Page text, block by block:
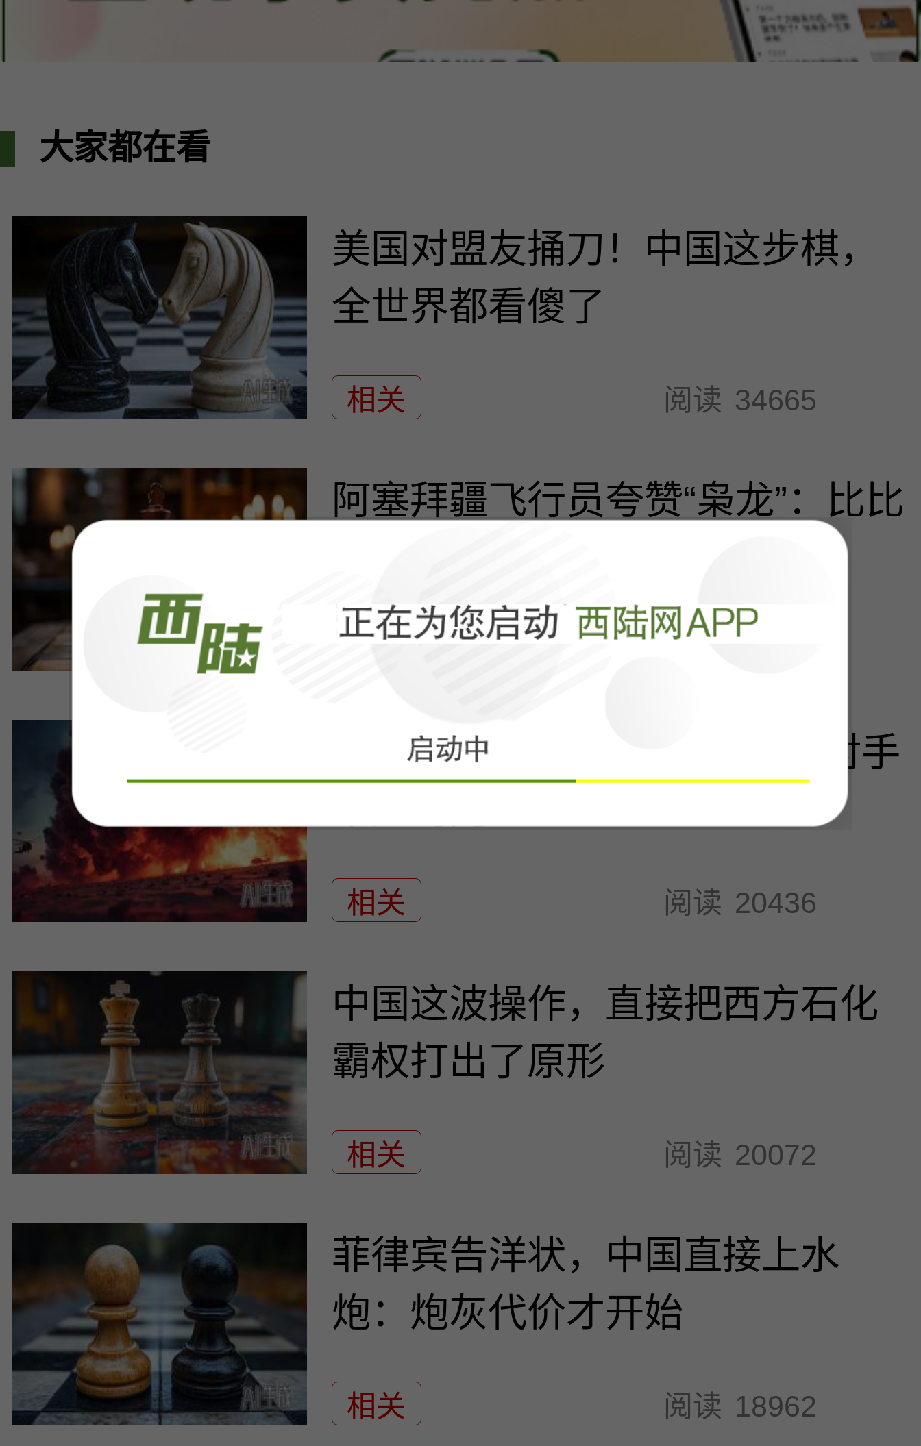
大家都在看
美国对盟友捅刀！中国这步棋，
全世界都看傻了
相关 阅读 34665
阿塞拜疆飞行员夸赞“枭龙”：比比
相关 阅读
打了4年半，俄回过神，最大对手
相关 阅读 20436
中国这波操作，直接把西方石化
霸权打出了原形
相关 阅读 20072
菲律宾告洋状，中国直接上水
炮：炮灰代价才开始
相关 阅读 18962